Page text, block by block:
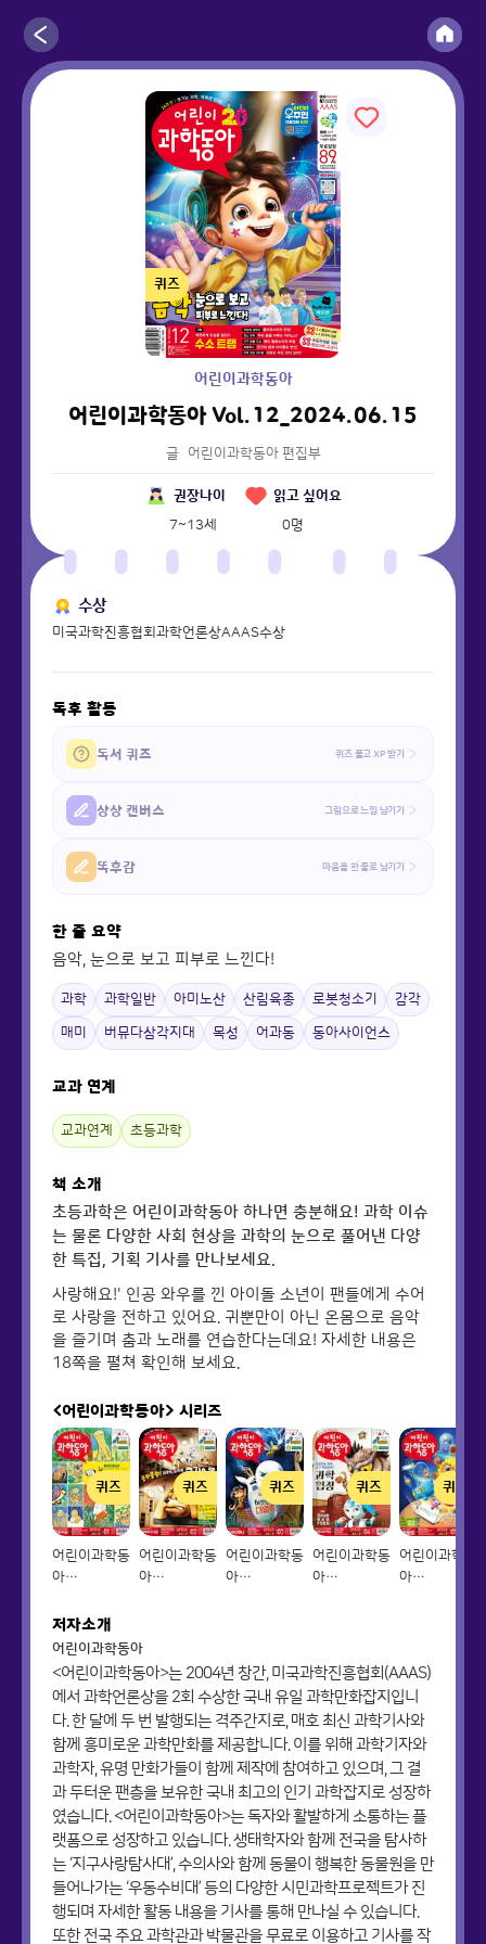
퀴즈
어린이과학동아
어린이과학동아 Vol.12_2024.06.15
글 어린이과학동아 편집부
권장나이
7~13세
읽고 싶어요
0명
수상
미국과학진흥협회과학언론상AAAS수상
독후 활동
독서 퀴즈 퀴즈 풀고 XP 받기
상상 캔버스 그림으로 느낌 남기기
똑후감 마음을 한 줄로 남기기
한 줄 요약
음악, 눈으로 보고 피부로 느낀다!
과학 과학일반 아미노산 산림육종 로봇청소기 감각
매미 버뮤다삼각지대 목성 어과동 동아사이언스
교과 연계
교과연계 초등과학
책 소개
초등과학은 어린이과학동아 하나면 충분해요! 과학 이슈
는 물론 다양한 사회 현상을 과학의 눈으로 풀어낸 다양
한 특집, 기획 기사를 만나보세요.
사랑해요!' 인공 와우를 낀 아이돌 소년이 팬들에게 수어
로 사랑을 전하고 있어요. 귀뿐만이 아닌 온몸으로 음악
을 즐기며 춤과 노래를 연습한다는데요! 자세한 내용은
18쪽을 펼쳐 확인해 보세요.
<어린이과학동아> 시리즈
퀴즈
어린이과학동
아
퀴즈
어린이과학동
아
퀴즈
어린이과학동
아
퀴즈
어린이과학동
아
퀴즈
어린이과학동
아
저자소개
어린이과학동아
<어린이과학동아>는 2004년 창간, 미국과학진흥협회(AAAS)
에서 과학언론상을 2회 수상한 국내 유일 과학만화잡지입니
다. 한 달에 두 번 발행되는 격주간지로, 매호 최신 과학기사와
함께 흥미로운 과학만화를 제공합니다. 이를 위해 과학기자와
과학자, 유명 만화가들이 함께 제작에 참여하고 있으며, 그 결
과 두터운 팬층을 보유한 국내 최고의 인기 과학잡지로 성장하
였습니다. <어린이과학동아>는 독자와 활발하게 소통하는 플
랫폼으로 성장하고 있습니다. 생태학자와 함께 전국을 탐사하
는 ‘지구사랑탐사대’, 수의사와 함께 동물이 행복한 동물원을 만
들어나가는 ‘우동수비대’ 등의 다양한 시민과학프로젝트가 진
행되며 자세한 활동 내용을 기사를 통해 만나실 수 있습니다.
또한 전국 주요 과학관과 박물관을 무료로 이용하고 기사를 작